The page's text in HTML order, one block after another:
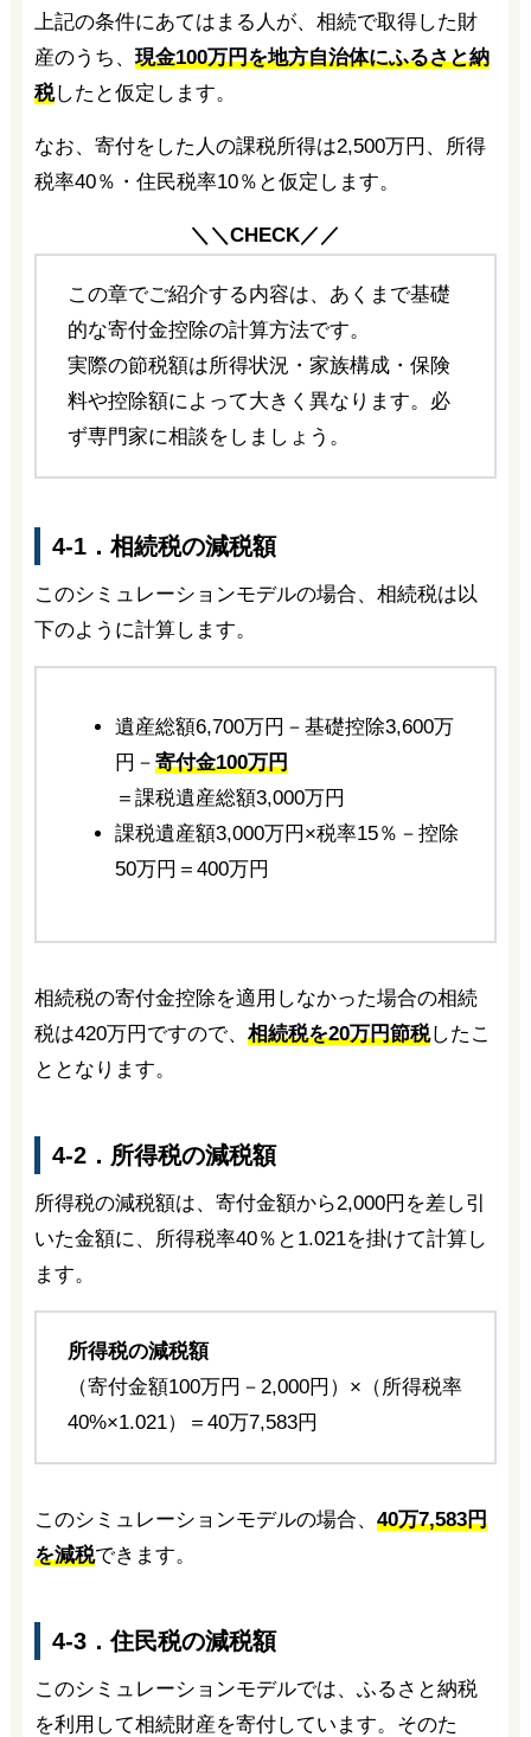
上記の条件にあてはまる人が、相続で取得した財
産のうち、 現金100万円を地方自治体にふるさと納
税したと仮定します。
なお、寄付をした人の課税所得は2,500万円、所得
税率40％・住民税率10％と仮定します。
＼＼CHECK／／
この章でご紹介する内容は、あくまで基礎
的な寄付金控除の計算方法です。
実際の節税額は所得状況・家族構成・保険
料や控除額によって大きく異なります。必
ず専門家に相談をしましょう。
4-1．相続税の減税額
このシミュレーションモデルの場合、相続税は以
下のように計算します。
遺産総額6,700万円－基礎控除3,600万
円－ 寄付金100万円
＝課税遺産総額3,000万円
課税遺産額3,000万円×税率15％－控除
50万円＝400万円
相続税の寄付金控除を適用しなかった場合の相続
税は420万円ですので、 相続税を20万円節税したこ
ととなります。
4-2．所得税の減税額
所得税の減税額は、寄付金額から2,000円を差し引
いた金額に、所得税率40％と1.021を掛けて計算し
ます。
所得税の減税額
（寄付金額100万円－2,000円）×（所得税率
40%×1.021）＝40万7,583円
このシミュレーションモデルの場合、 40万7,583円
を減税できます。
4-3．住民税の減税額
このシミュレーションモデルでは、ふるさと納税
を利用して相続財産を寄付しています。そのた